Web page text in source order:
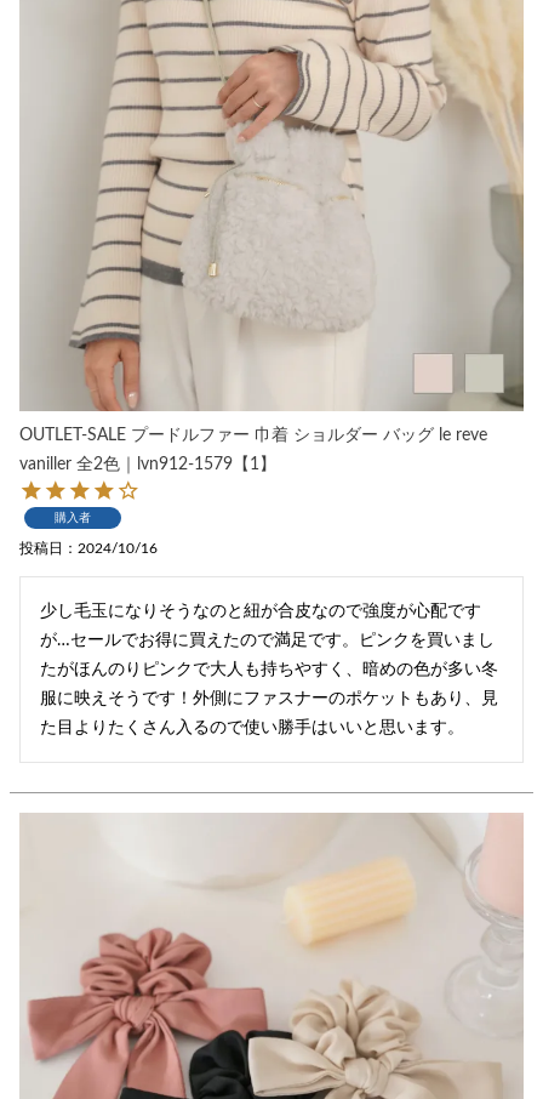
OUTLET-SALE プードルファー 巾着 ショルダー バッグ le reve
vaniller 全2色｜lvn912-1579【1】
購入者
投稿日 2024/10/16
少し毛玉になりそうなのと紐が合皮なので強度が心配です
が…セールでお得に買えたので満足です。ピンクを買いまし
たがほんのりピンクで大人も持ちやすく、暗めの色が多い冬
服に映えそうです！外側にファスナーのポケットもあり、見
た目よりたくさん入るので使い勝手はいいと思います。